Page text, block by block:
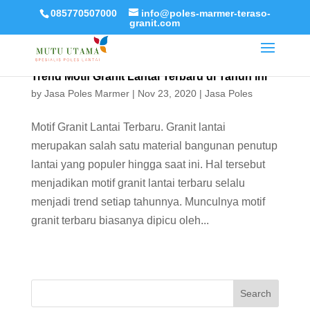
085770507000
info@poles-marmer-teraso-
granit.com
Trend Motif Granit Lantai Terbaru di Tahun ini
by Jasa Poles Marmer| Nov 23, 2020| Jasa Poles
Motif Granit Lantai Terbaru. Granit lantai
merupakan salah satu material bangunan penutup
lantai yang populer hingga saat ini. Hal tersebut
menjadikan motif granit lantai terbaru selalu
menjadi trend setiap tahunnya. Munculnya motif
granit terbaru biasanya dipicu oleh...